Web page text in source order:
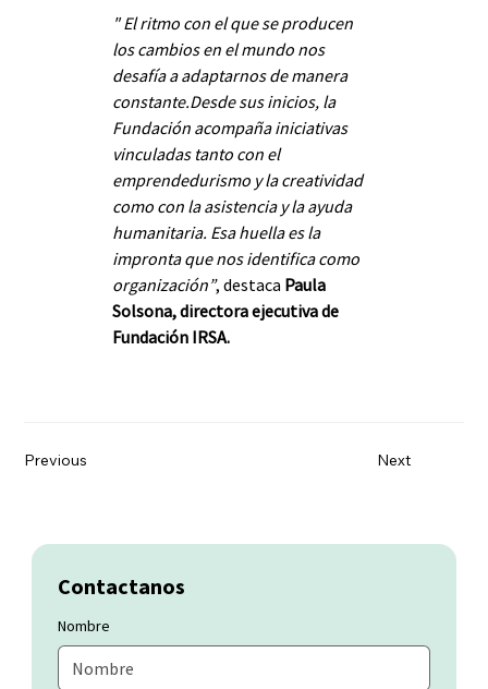
" El ritmo con el que se producen
los cambios en el mundo nos
desafía a adaptarnos de manera
constante.Desde sus inicios, la
Fundación acompaña iniciativas
vinculadas tanto con el
emprendedurismo y la creatividad
como con la asistencia y la ayuda
humanitaria. Esa huella es la
impronta que nos identifica como
organización”, destaca Paula
Solsona, directora ejecutiva de
Fundación IRSA.
Previous Next
Contactanos
Nombre